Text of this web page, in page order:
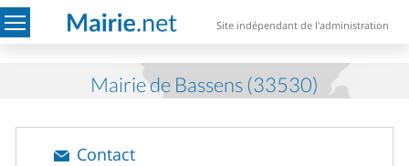
Site indépendant de l'administration
Mairie de Bassens (33530)
Contact